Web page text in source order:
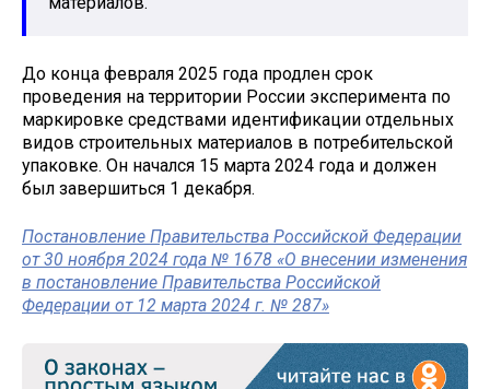
До конца февраля 2025 года продлен срок
проведения на территории России эксперимента по
маркировке средствами идентификации отдельных
видов строительных материалов в потребительской
упаковке. Он начался 15 марта 2024 года и должен
был завершиться 1 декабря.
Постановление Правительства Российской Федерации
от 30 ноября 2024 года № 1678 «О внесении изменения
в постановление Правительства Российской
Федерации от 12 марта 2024 г. № 287»